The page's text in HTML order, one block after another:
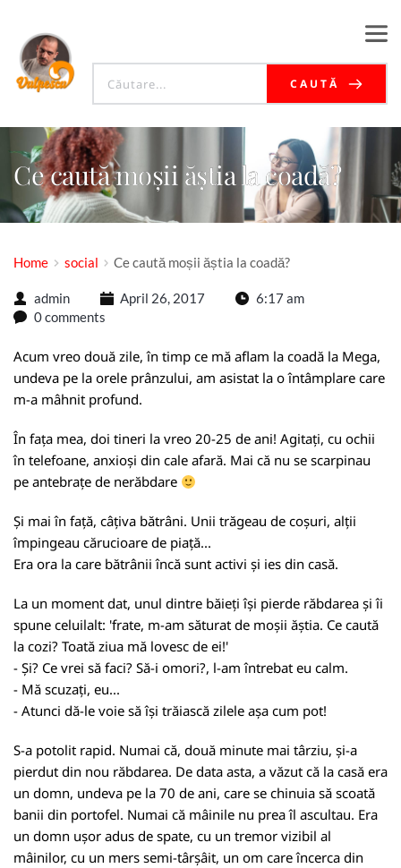
CAUTĂ
Ce caută moșii ăștia la coadă?
Home social Ce caută moșii ăștia la coadă?
admin April 26, 2017
6:17 am
0 comments
Acum vreo două zile, în timp ce mă aflam la coadă la Mega,
undeva pe la orele prânzului, am asistat la o întâmplare care
m-a mâhnit profund.
În fața mea, doi tineri la vreo 20-25 de ani! Agitați, cu ochii
în telefoane, anxioși din cale afară. Mai că nu se scarpinau
pe antebrațe de nerăbdare
Și mai în față, câțiva bătrâni. Unii trăgeau de coșuri, alții
împingeau cărucioare de piață...
Era ora la care bătrânii încă sunt activi și ies din casă.
La un moment dat, unul dintre băieți își pierde răbdarea și îi
spune celuilalt: 'frate, m-am săturat de moșii ăștia. Ce caută
la cozi? Toată ziua mă lovesc de ei!'
- Și? Ce vrei să faci? Să-i omori?, l-am întrebat eu calm.
- Mă scuzați, eu...
- Atunci dă-le voie să își trăiască zilele așa cum pot!
S-a potolit rapid. Numai că, două minute mai târziu, și-a
pierdut din nou răbdarea. De data asta, a văzut că la casă era
un domn, undeva pe la 70 de ani, care se chinuia să scoată
banii din portofel. Numai că mâinile nu prea îl ascultau. Era
un domn ușor adus de spate, cu un tremor vizibil al
mâinilor, cu un mers semi-târșâit, un om care încerca din